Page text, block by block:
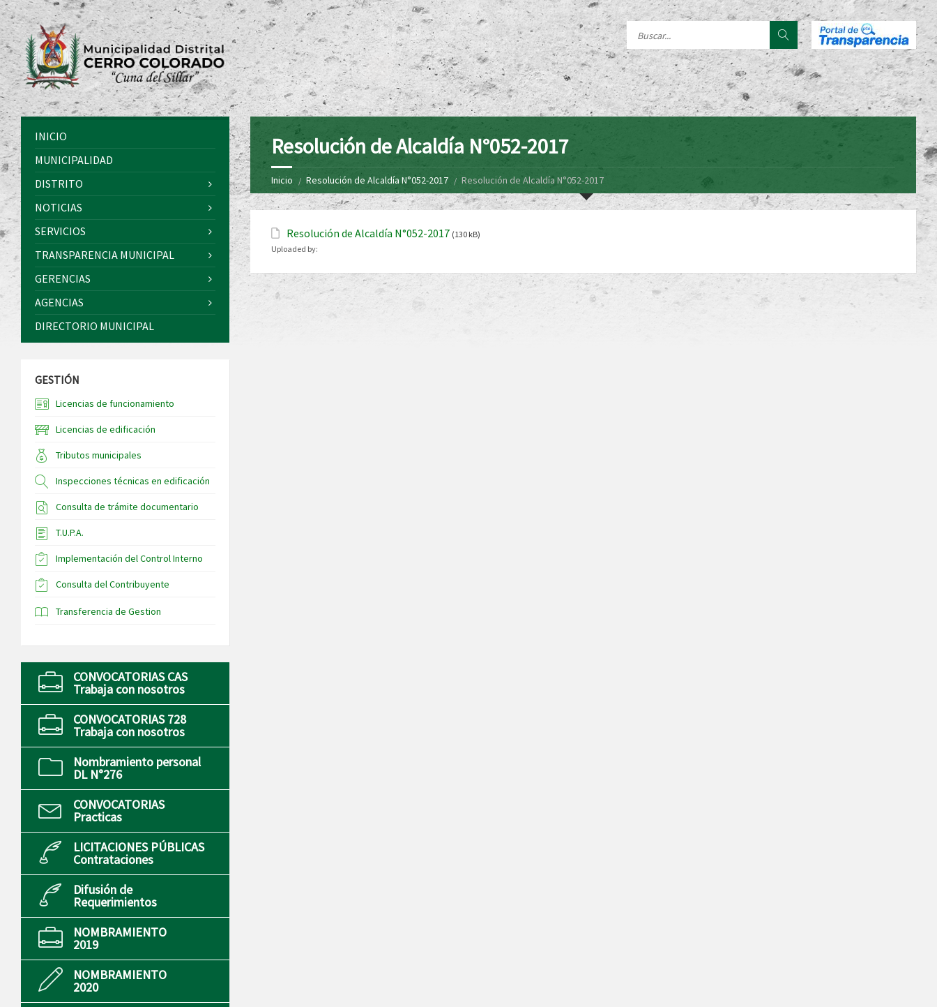
Resolución de Alcaldía N°052-2017
Inicio Resolución de Alcaldía N°052-2017 Resolución de Alcaldía N°052-2017
Resolución de Alcaldía N°052-2017 (130 kB)
Uploaded by:
INICIO
MUNICIPALIDAD
DISTRITO
NOTICIAS
SERVICIOS
TRANSPARENCIA MUNICIPAL
GERENCIAS
AGENCIAS
DIRECTORIO MUNICIPAL
GESTIÓN
Licencias de funcionamiento
Licencias de edificación
Tributos municipales
Inspecciones técnicas en edificación
Consulta de trámite documentario
T.U.P.A.
Implementación del Control Interno
Consulta del Contribuyente
Transferencia de Gestion
CONVOCATORIAS CAS
Trabaja con nosotros
CONVOCATORIAS 728
Trabaja con nosotros
Nombramiento personal
DL N°276
CONVOCATORIAS
Practicas
LICITACIONES PÚBLICAS
Contrataciones
Difusión de
Requerimientos
NOMBRAMIENTO
2019
NOMBRAMIENTO
2020